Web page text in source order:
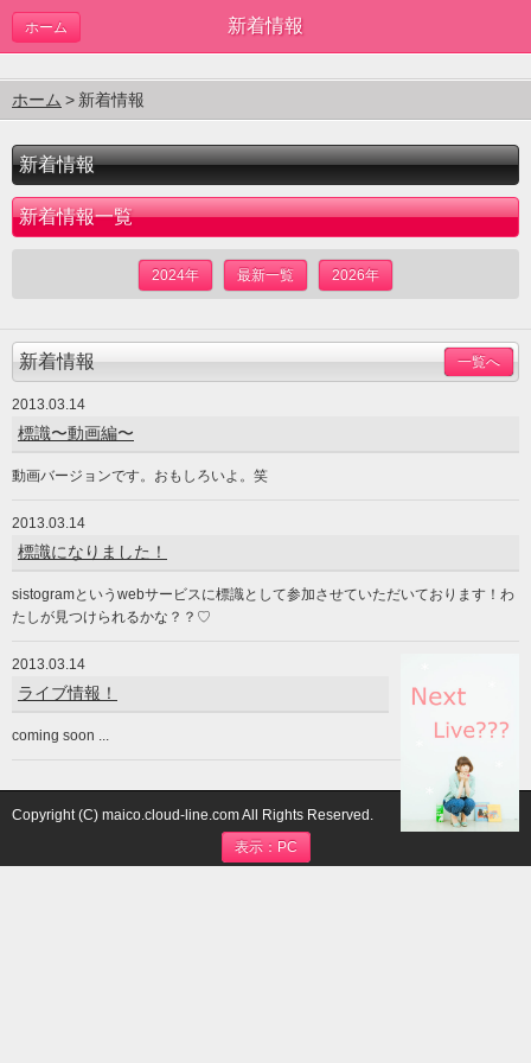
新着情報
ホーム
ホーム 新着情報
新着情報
新着情報一覧
2024年 最新一覧 2026年
新着情報 一覧へ
2013.03.14
標識〜動画編〜
動画バージョンです。おもしろいよ。笑
2013.03.14
標識になりました！
sistogramというwebサービスに標識として参加させていただいております！わ
たしが見つけられるかな？？♡
2013.03.14
ライブ情報！
coming soon ...
Copyright (C) maico.cloud-line.com All Rights Reserved.
表示：PC